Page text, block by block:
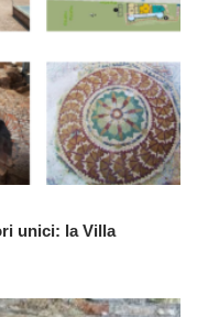
unici: la Villa